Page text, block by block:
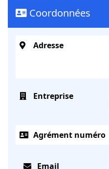
Coordonnées
Adresse
Entreprise
Agrément numéro
Email